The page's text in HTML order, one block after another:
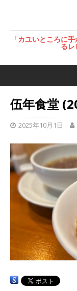
「カユいところに
る
伍年食堂
2025年10月1日